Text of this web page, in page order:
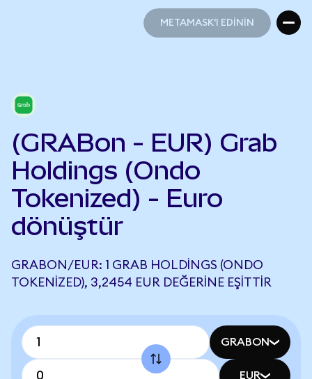
METAMASK'I EDİNİN
(GRABon - EUR) Grab
Holdings (Ondo
Tokenized) - Euro
dönüştür
GRABON/EUR: 1 GRAB HOLDINGS (ONDO
TOKENIZED), 3,2454 EUR DEĞERINE EŞITTIR
GRABON
EUR